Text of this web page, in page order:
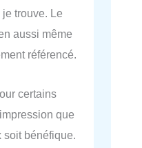
trouve. Le
aussi même
référencé.
certains
que
bénéfique.